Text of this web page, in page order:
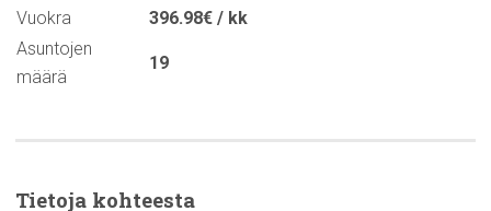
Vuokra
396.98€ / kk
Asuntojen
määrä
19
Tietoja kohteesta